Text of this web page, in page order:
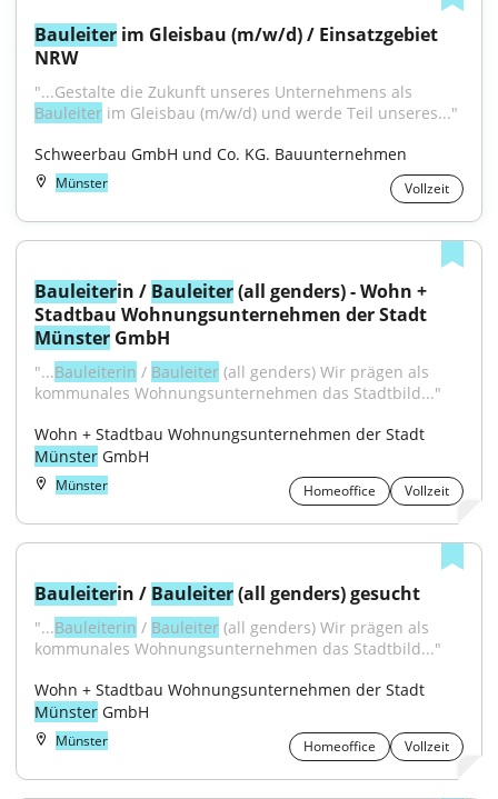
Bauleiter im Gleisbau (m/w/d) / Einsatzgebiet
NRW
Bauleiter im Gleisbau (m/w/d) und werde Teil unseres..."
Schweerbau GmbH und Co. KG. Bauunternehmen
Münster Vollzeit
Bauleiterin / Bauleiter (all genders) - Wohn +
Münster GmbH
"...Bauleiterin / Bauleiter (all genders) Wir prägen als
kommunales Wohnungsunternehmen das Stadtbild..."
Münster GmbH
Münster Homeoffice Vollzeit
Bauleiterin / Bauleiter (all genders) gesucht
"...Bauleiterin / Bauleiter (all genders) Wir prägen als
kommunales Wohnungsunternehmen das Stadtbild..."
Münster GmbH
Münster Homeoffice Vollzeit